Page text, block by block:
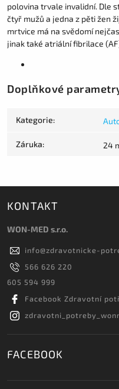
polovina trvale invalidní. Dle
čtyř mužů a jedna z pěti žen
mrtvice má na svědomí
jinak také atriální fibrilace
Doplňkové
Kategorie:
Záruka: 24
KONTAKT
WON-MED s.r.o.
info@zdravotnicke-
566 626 220
605 594 999
Facebook Zdravotní
FACEBOOK